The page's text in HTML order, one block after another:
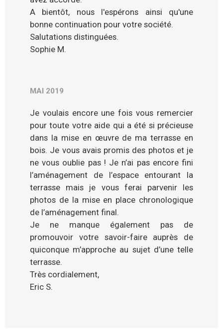
A bientôt, nous l'espérons ainsi qu'une
bonne continuation pour votre société.
Salutations distinguées.
Sophie M.
MAI 2019
Je voulais encore une fois vous remercier
pour toute votre aide qui a été si précieuse
dans la mise en œuvre de ma terrasse en
bois. Je vous avais promis des photos et je
ne vous oublie pas ! Je n’ai pas encore fini
l’aménagement de l’espace entourant la
terrasse mais je vous ferai parvenir les
photos de la mise en place chronologique
de l’aménagement final.
Je ne manque également pas de
promouvoir votre savoir-faire auprès de
quiconque m’approche au sujet d’une telle
terrasse.
Très cordialement,
Eric S.